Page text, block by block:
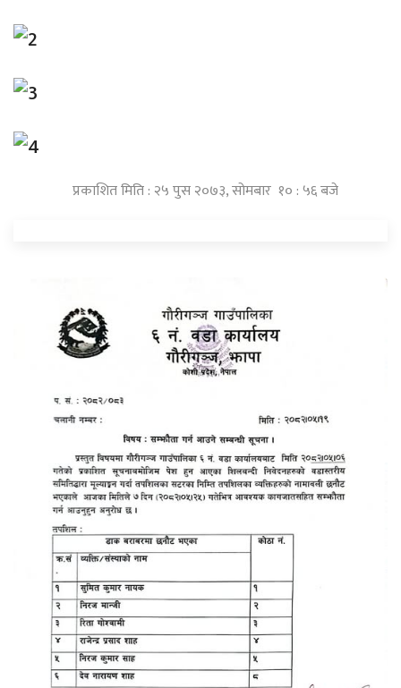
प्रकाशित मिति : २५ पुस २०७३, सोमबार १० : ५६ बजे